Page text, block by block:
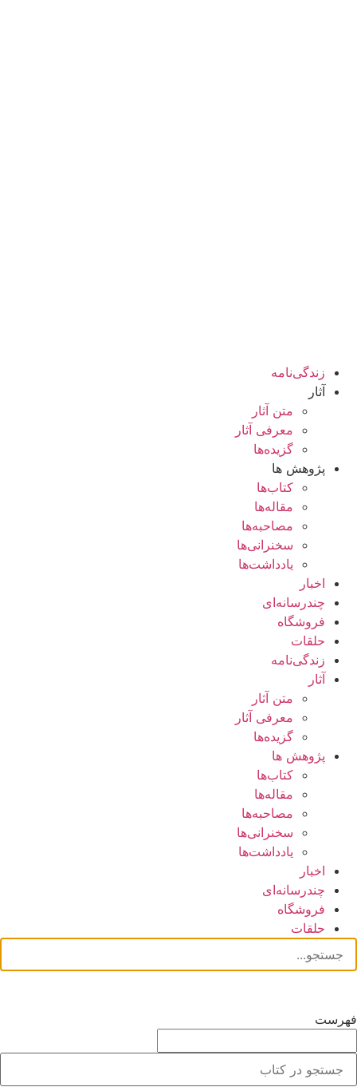
زندگی‌نامه
آثار
متن آثار
معرفی آثار
گزیده‌ها
پژوهش ها
کتاب‌ها
مقاله‌ها
مصاحبه‌ها
سخنرانی‌ها
یادداشت‌ها
اخبار
چندرسانه‌ای
فروشگاه
حلقات
زندگی‌نامه
آثار
متن آثار
معرفی آثار
گزیده‌ها
پژوهش ها
کتاب‌ها
مقاله‌ها
مصاحبه‌ها
سخنرانی‌ها
یادداشت‌ها
اخبار
چندرسانه‌ای
فروشگاه
حلقات
فهرست